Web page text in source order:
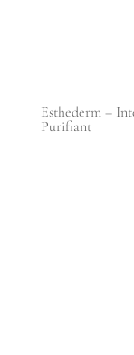
Esthederm –
Purifiant